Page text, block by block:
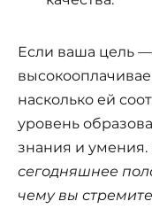
Если ваша цель —
насколько ей
уровень
знания и умения.
сегодняшнее
чему вы